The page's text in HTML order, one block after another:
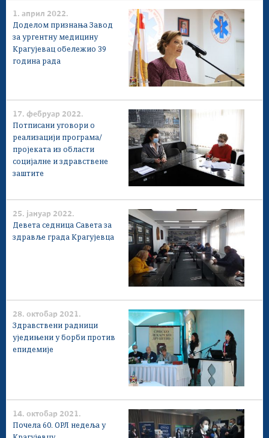
1. април 2022.
Доделом признања Завод
за ургентну медицину
Крагујевац обележио 39
година рада
17. фебруар 2022.
Потписани уговори о
реализацији програма/
пројеката из области
социјалне и здравствене
заштите
25. јануар 2022.
Девета седница Савета за
здравље града Крагујевца
28. октобар 2021.
Здравствени радници
уједињени у борби против
епидемије
14. октобар 2021.
Почела 60. ОРЛ недеља у